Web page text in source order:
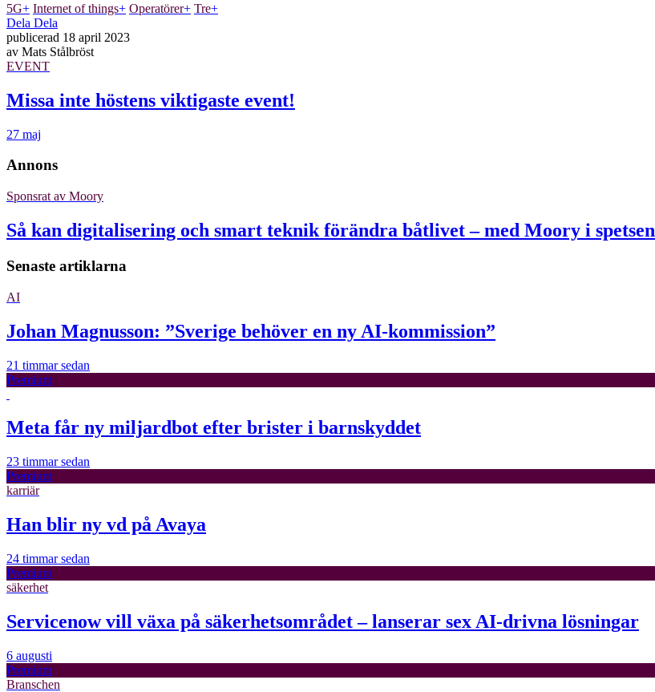
5G+ Internet of things+ Operatörer+ Tre+
Dela Dela
publicerad 18 april 2023
av Mats Stålbröst
EVENT
Missa inte höstens viktigaste event!
27 maj
Annons
Sponsrat av Moory
Så kan digitalisering och smart teknik förändra båtlivet – med Moory i spetsen
Senaste artiklarna
AI
Johan Magnusson: ”Sverige behöver en ny AI-kommission”
21 timmar sedan
Premium
Meta får ny miljardbot efter brister i barnskyddet
23 timmar sedan
Premium
karriär
Han blir ny vd på Avaya
24 timmar sedan
Premium
säkerhet
Servicenow vill växa på säkerhetsområdet – lanserar sex AI-drivna lösningar
6 augusti
Premium
Branschen